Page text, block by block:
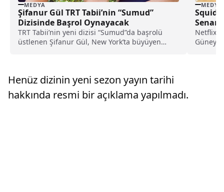
MEDYA
Şifanur Gül TRT Tabii’nin “Sumud”
Dizisinde Başrol Oynayacak
TRT Tabii’nin yeni dizisi “Sumud”da başrolü
üstlenen Şifanur Gül, New York’ta büyüyen
MEDYA
Squid
Güney
Henüz dizinin yeni sezon yayın tarihi
hakkında resmi bir açıklama yapılmadı.